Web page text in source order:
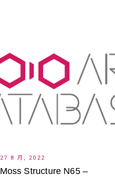
27 8 月, 2022
Moss Structure N65 –